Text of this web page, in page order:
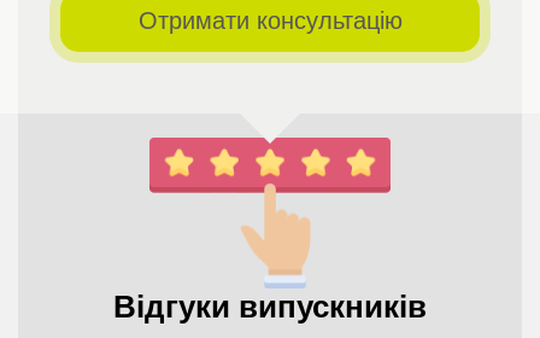
Отримати консультацію
Відгуки випускників